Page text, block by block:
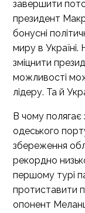
завершити
президент
бонусні
миру в
зміцнити
можливості
лідеру. Та й
В чому
одеського
збереження
рекордно
першому турі
протиставити
опонент